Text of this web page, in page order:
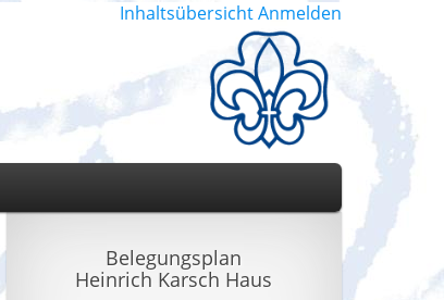
Inhaltsübersicht Anmelden
Belegungsplan
Heinrich Karsch Haus